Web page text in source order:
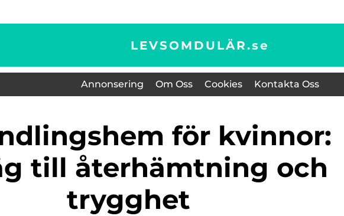
LEVSOMDULÄR.se
Annonsering Om Oss Cookies Kontakta Oss
till återhämtning och
trygghet